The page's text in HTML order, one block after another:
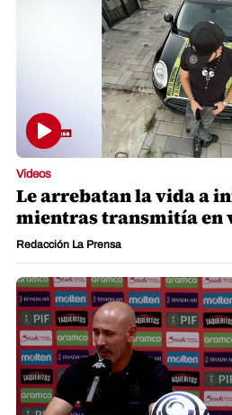
Videos
Le arrebatan la vida a
mientras transmitía en
Redacción La Prensa